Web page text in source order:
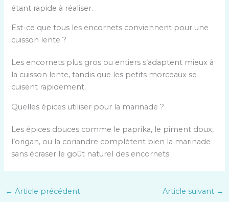
l
’
u
i
t
é
e
o
n
v
étant rapide à réaliser.
Est-ce que tous les encornets conviennent pour une
cuisson lente ?
Les encornets plus gros ou entiers s’adaptent mieux à
la cuisson lente, tandis que les petits morceaux se
cuisent rapidement.
Quelles épices utiliser pour la marinade ?
Les épices douces comme le paprika, le piment doux,
l’origan, ou la coriandre complètent bien la marinade
sans écraser le goût naturel des encornets.
← Article précédent Article suivant →